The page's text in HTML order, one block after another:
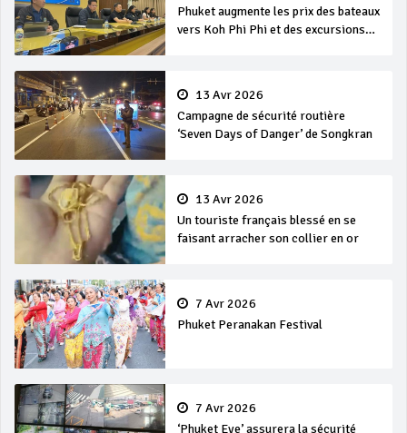
Phuket augmente les prix des bateaux
vers Koh Phi Phi et des excursions
13 Avr 2026
Campagne de sécurité routière
‘Seven Days of Danger’ de Songkran
13 Avr 2026
Un touriste français blessé en se
faisant arracher son collier en or
7 Avr 2026
Phuket Peranakan Festival
7 Avr 2026
‘Phuket Eye’ assurera la sécurité